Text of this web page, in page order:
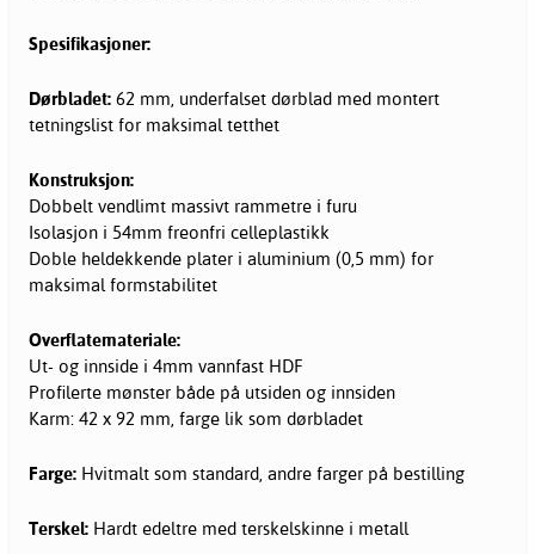
Spesifikasjoner:
Dørbladet: 62 mm, underfalset dørblad med montert
tetningslist for maksimal tetthet
Konstruksjon:
Dobbelt vendlimt massivt rammetre i furu
Isolasjon i 54mm freonfri celleplastikk
Doble heldekkende plater i aluminium (0,5 mm) for
maksimal formstabilitet
Overflatemateriale:
Ut- og innside i 4mm vannfast HDF
Profilerte mønster både på utsiden og innsiden
Karm: 42 x 92 mm, farge lik som dørbladet
Farge: Hvitmalt som standard, andre farger på bestilling
Terskel: Hardt edeltre med terskelskinne i metall